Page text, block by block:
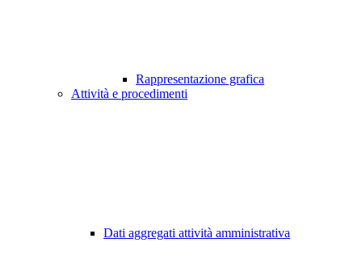
Rappresentazione grafica
Attività e procedimenti
Dati aggregati attività amministrativa